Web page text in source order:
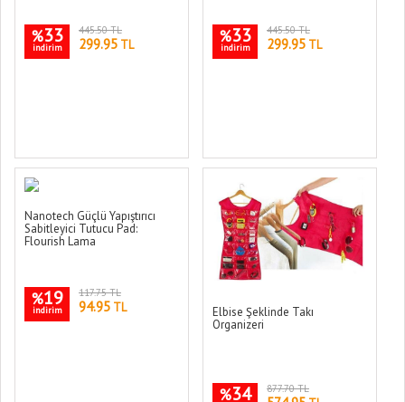
%33
indirim
445.50 TL
299.95 TL %33
indirim
445.50 TL
299.95 TL
Nanotech Güçlü Yapıştırıcı
Sabitleyici Tutucu Pad:
Flourish Lama
%19
indirim
117.75 TL
94.95 TL
Elbise Şeklinde Takı
Organizeri
%34 877.70 TL